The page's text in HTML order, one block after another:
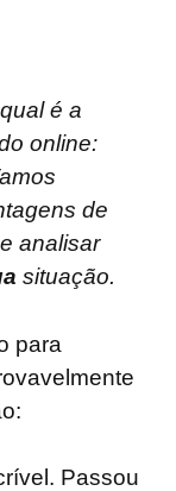
é a
online:
de
analisar
situação.
para
Passou